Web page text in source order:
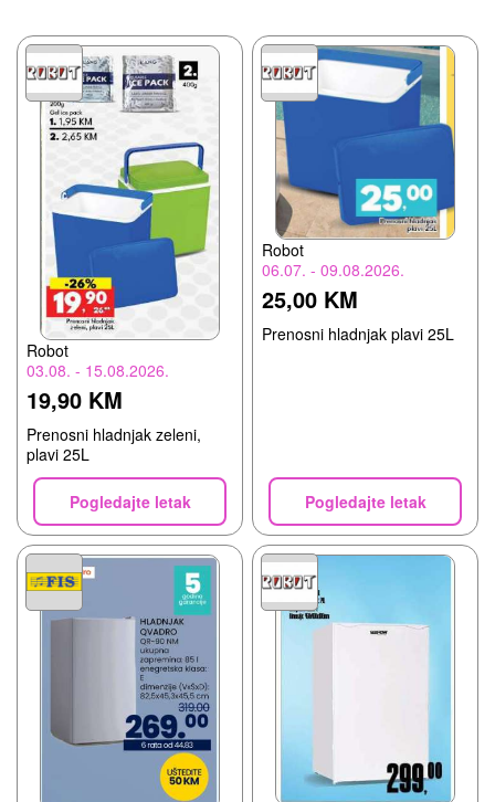
Robot
03.08. - 15.08.2026.
19,90 KM
Prenosni hladnjak zeleni,
plavi 25L
Pogledajte letak
Robot
06.07. - 09.08.2026.
25,00 KM
Prenosni hladnjak plavi 25L
Pogledajte letak